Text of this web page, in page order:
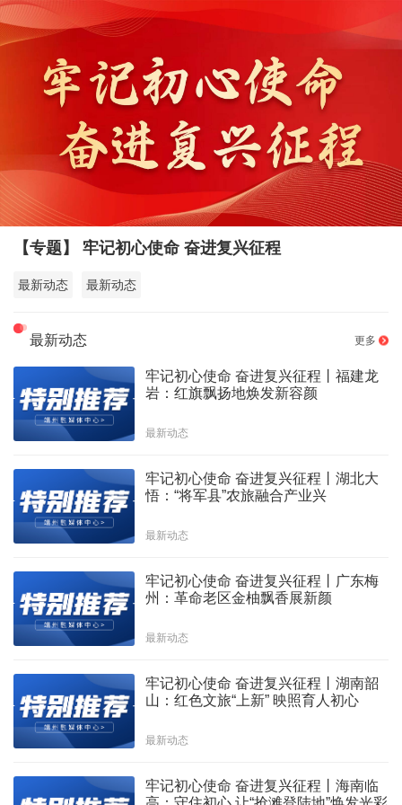
【专题】 牢记初心使命 奋进复兴征程
最新动态 最新动态
最新动态 更多
牢记初心使命 奋进复兴征程丨福建龙
岩：红旗飘扬地焕发新容颜
最新动态
牢记初心使命 奋进复兴征程丨湖北大
悟：“将军县”农旅融合产业兴
最新动态
牢记初心使命 奋进复兴征程丨广东梅
州：革命老区金柚飘香展新颜
最新动态
牢记初心使命 奋进复兴征程丨湖南韶
山：红色文旅“上新” 映照育人初心
最新动态
牢记初心使命 奋进复兴征程丨海南临